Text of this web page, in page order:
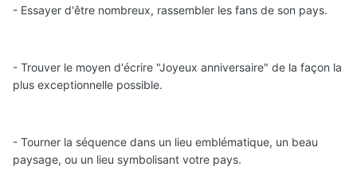
- Essayer d'être nombreux, rassembler les fans de son pays.
- Trouver le moyen d'écrire "Joyeux anniversaire" de la façon la
plus exceptionnelle possible.
- Tourner la séquence dans un lieu emblématique, un beau
paysage, ou un lieu symbolisant votre pays.